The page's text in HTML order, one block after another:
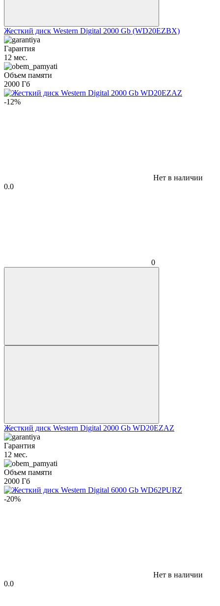
Жесткий диск Western Digital 2000 Gb (WD20EZBX)
Гарантия
12 мес.
Объем памяти
2000 Гб
-12%
Нет в наличии
0.0
0
Жесткий диск Western Digital 2000 Gb WD20EZAZ
Гарантия
12 мес.
Объем памяти
2000 Гб
-20%
Нет в наличии
0.0